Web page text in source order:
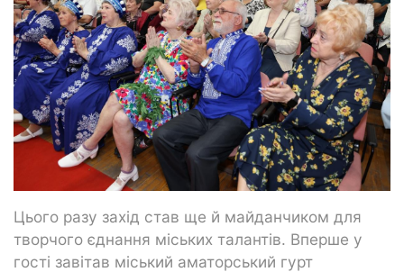
Цього разу захід став ще й майданчиком для
творчого єднання міських талантів. Вперше у
гості завітав міський аматорський гурт